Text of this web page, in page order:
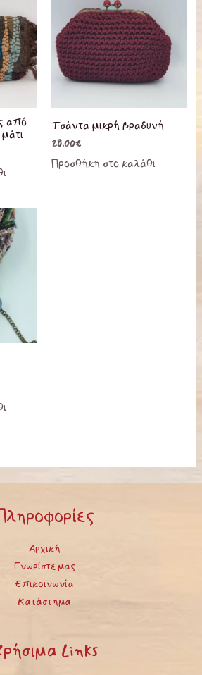
από Τσάντα μικρή βραδυνή
28.00€
Προσθήκη στο καλάθι
Αρχική
Γνωρίστε μας
Επικοινωνία
Κατάστημα
Links